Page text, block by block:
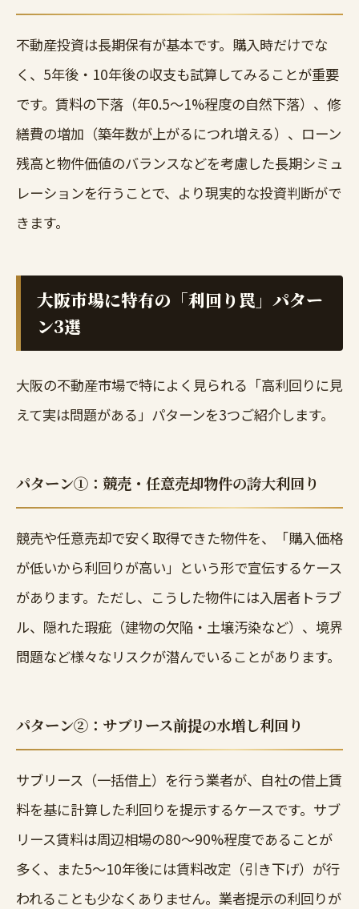
不動産投資は長期保有が基本です。購入時だけでな
く、5年後・10年後の収支も試算してみることが重要
です。賃料の下落（年0.5〜1%程度の自然下落）、修
繕費の増加（築年数が上がるにつれ増える）、ローン
残高と物件価値のバランスなどを考慮した長期シミュ
レーションを行うことで、より現実的な投資判断がで
きます。
大阪市場に特有の「利回り罠」パター
ン3選
大阪の不動産市場で特によく見られる「高利回りに見
えて実は問題がある」パターンを3つご紹介します。
パターン①：競売・任意売却物件の誇大利回り
競売や任意売却で安く取得できた物件を、「購入価格
が低いから利回りが高い」という形で宣伝するケース
があります。ただし、こうした物件には入居者トラブ
ル、隠れた瑕疵（建物の欠陥・土壌汚染など）、境界
問題など様々なリスクが潜んでいることがあります。
パターン②：サブリース前提の水増し利回り
サブリース（一括借上）を行う業者が、自社の借上賃
料を基に計算した利回りを提示するケースです。サブ
リース賃料は周辺相場の80〜90%程度であることが
多く、また5〜10年後には賃料改定（引き下げ）が行
われることも少なくありません。業者提示の利回りが